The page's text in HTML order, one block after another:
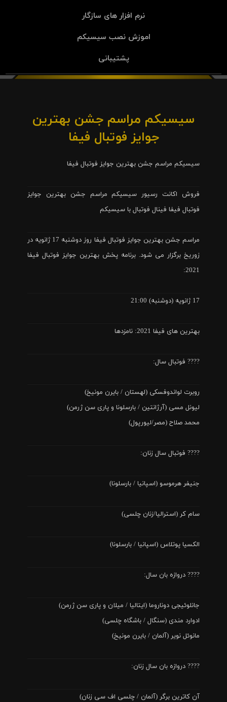
نرم افزار های سازگار
اموزش نصب سیسیکم
پشتیبانی
سیسیکم مراسم جشن بهترین
جوایز فوتبال فیفا
سیسیکم مراسم جشن بهترین جوایز فوتبال فیفا
فروش اکانت رسیور سیسیکم مراسم جشن بهترین جوایز
فوتبال فیفا فینال فوتبال با سیسیکم
مراسم جشن بهترین جوایز فوتبال فیفا روز دوشنبه 17 ژانویه در
زوریخ برگزار می شود. برنامه پخش بهترین جوایز فوتبال فیفا
2021:
17 ژانویه (دوشنبه) 21:00
بهترین های فیفا 2021: نامزدها
???? فوتبال سال:
روبرت لواندوفسکی (لهستان / بایرن مونیخ)
لیونل مسی (آرژانتین / بارسلونا و پاری سن ژرمن)
محمد صلاح (مصر/لیورپول)
???? فوتبال سال زنان:
جنیفر هرموسو (اسپانیا / بارسلونا)
سام کر (استرالیا/زنان چلسی)
الکسیا پوتلاس (اسپانیا / بارسلونا)
???? دروازه بان سال:
جانلوئیجی دوناروما (ایتالیا / میلان و پاری سن ژرمن)
ادوارد مندی (سنگال / باشگاه چلسی)
مانوئل نویر (آلمان / بایرن مونیخ)
???? دروازه بان سال زنان:
آن کاترین برگر (آلمان / چلسی اف سی زنان)